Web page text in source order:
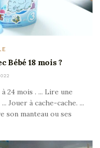
Bébé 18 mois ?
24 mois . ... Lire une
Jouer à cache-cache. ...
son manteau ou ses